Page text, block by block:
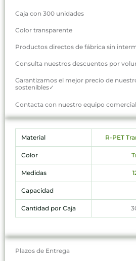
Caja con 300 unidades
Color transparente
Productos directos de fábrica sin
Consulta nuestros descuentos por
Garantizamos el mejor precio de
sostenibles✓
Contacta con nuestro equipo
Material R-PET
Color
Medidas
Capacidad
Cantidad por Caja
Plazos de Entrega